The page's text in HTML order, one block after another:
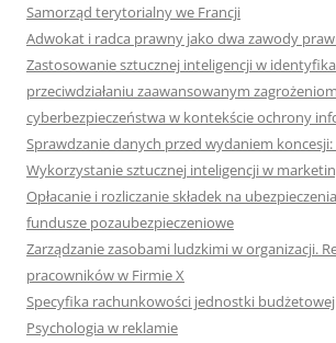
Samorząd terytorialny we Francji
Adwokat i radca prawny jako dwa zawody
Zastosowanie sztucznej inteligencji w
przeciwdziałaniu zaawansowanym zagrożeniom
cyberbezpieczeństwa w kontekście ochrony
Sprawdzanie danych przed wydaniem
Wykorzystanie sztucznej inteligencji w
Opłacanie i rozliczanie składek na
fundusze pozaubezpieczeniowe
Zarządzanie zasobami ludzkimi w organizacji.
pracowników w Firmie X
Specyfika rachunkowości jednostki budżetowej
Psychologia w reklamie